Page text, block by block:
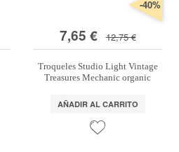
7,65 € 12,75 €
-40%
Troqueles Studio Light Vintage
Treasures Mechanic organic
AÑADIR AL CARRITO